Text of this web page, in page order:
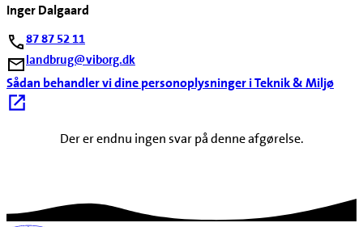
Inger Dalgaard
87 87 52 11
landbrug@viborg.dk
Sådan behandler vi dine personoplysninger i Teknik & Miljø
Der er endnu ingen svar på denne afgørelse.